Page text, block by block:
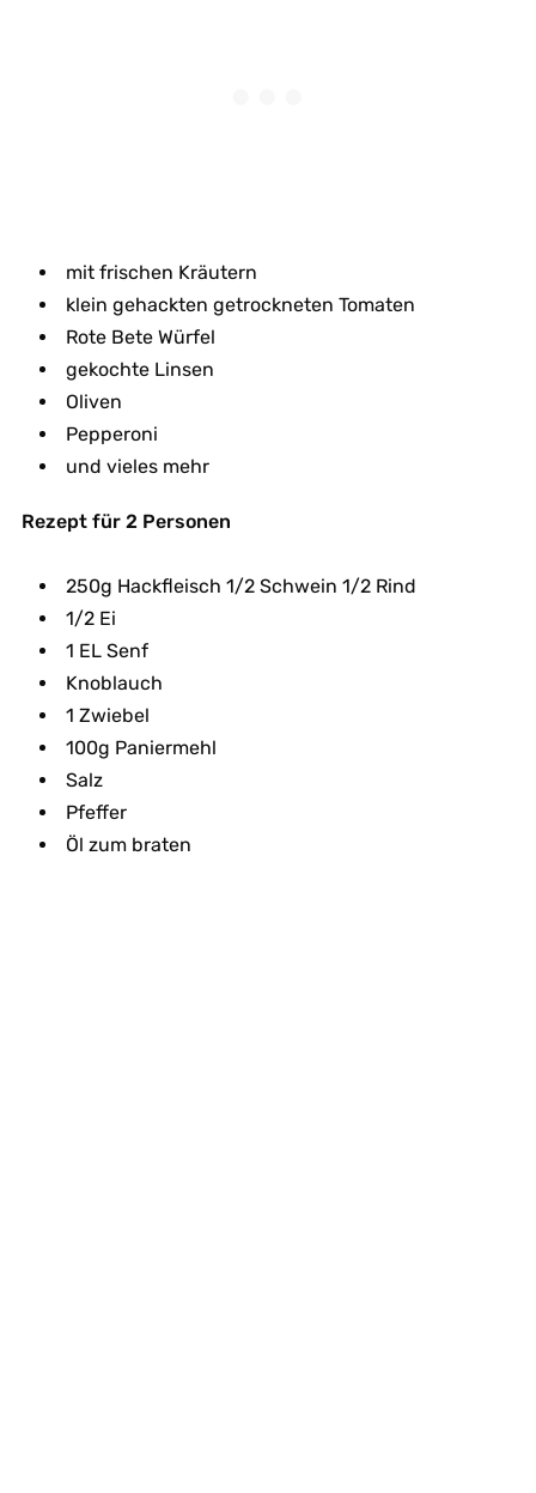
mit frischen Kräutern
klein gehackten getrockneten Tomaten
Rote Bete Würfel
gekochte Linsen
Oliven
Pepperoni
und vieles mehr
Rezept für 2 Personen
250g Hackfleisch 1/2 Schwein 1/2 Rind
1/2 Ei
1 EL Senf
Knoblauch
1 Zwiebel
100g Paniermehl
Salz
Pfeffer
Öl zum braten